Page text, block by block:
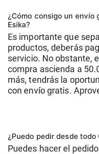
¿Cómo consigo un
Esika?
Es importante que
productos, deberás
servicio. No obstante,
compra ascienda a
más, tendrás la
con envío gratis.
¿Puedo pedir desde todo
Puedes hacer el